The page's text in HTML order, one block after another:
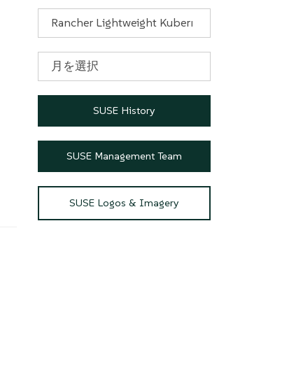
ゴ
リ
カ
イ
SUSE History
SUSE Management Team
SUSE Logos & Imagery